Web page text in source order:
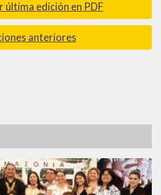
última edición en PDF
anteriores